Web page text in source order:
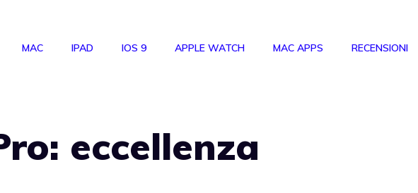
MAC IPAD IOS 9 APPLE WATCH MAC APPS RECENSIONI
eccellenza